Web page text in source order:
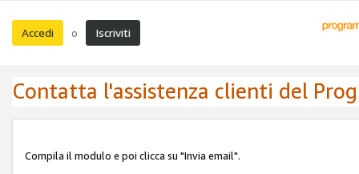
Accedi o Iscriviti
Contatta l'assistenza clienti del
Compila il modulo e poi clicca su "Invia email".